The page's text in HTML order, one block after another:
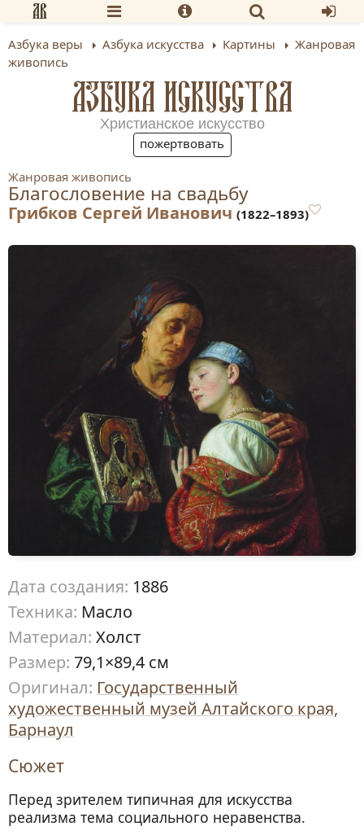
Азбука веры Азбука искусства Картины
Жанровая
живопись
АЗБУКА ИСКУССТВА
Христианское искусство
пожертвовать
Жанровая живопись
Благословение на свадьбу
Грибков Сергей Иванович (1822–1893)
Дата создания: 1886
Техника: Масло
Материал: Холст
Размер: 79,1×89,4 см
Оригинал: Государственный
художественный музей Алтайского края,
Барнаул
Сюжет
Перед зрителем типичная для искусства
реализма тема социального неравенства.